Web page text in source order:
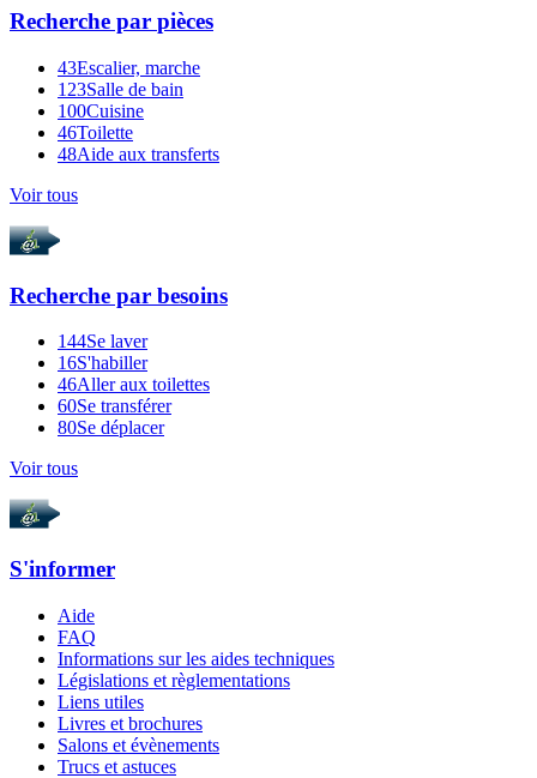
Recherche par pièces
43Escalier, marche
123Salle de bain
100Cuisine
46Toilette
48Aide aux transferts
Voir tous
Recherche par besoins
144Se laver
16S'habiller
46Aller aux toilettes
60Se transférer
80Se déplacer
Voir tous
S'informer
Aide
FAQ
Informations sur les aides techniques
Législations et règlementations
Liens utiles
Livres et brochures
Salons et évènements
Trucs et astuces